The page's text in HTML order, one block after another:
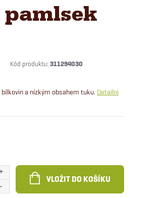
Kód produktu: 311294030
a nízkým obsahem tuku. Detailní
VLOŽIT DO KOŠÍKU